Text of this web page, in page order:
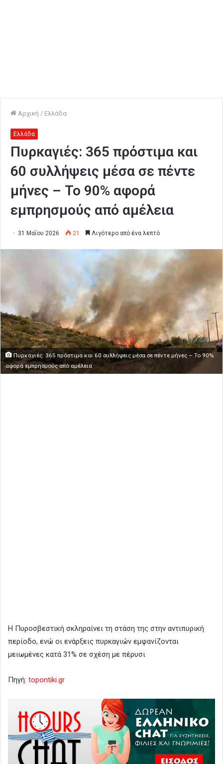
Αρχική / Ελλάδα
Ελλάδα
Πυρκαγιές: 365 πρόστιμα και
60 συλλήψεις μέσα σε πέντε
μήνες – Το 90% αφορά
εμπρησμούς από αμέλεια
31 Μαΐου 2026 21 Λιγότερο από ένα λεπτό
Πυρκαγιές: 365 πρόστιμα και 60 συλλήψεις μέσα σε πέντε μήνες – Το 90%
αφορά εμπρησμούς από αμέλεια
Η Πυροσβεστική σκληραίνει τη στάση της στην αντιπυρική
περίοδο, ενώ οι ενάρξεις πυρκαγιών εμφανίζονται
μειωμένες κατά 31% σε σχέση με πέρυσι
Πηγή: topontiki.gr